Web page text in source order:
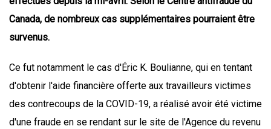
Canada, de nombreux cas supplémentaires pourraient être
survenus.
Ce fut notamment le cas d'Éric K. Boulianne, qui en tentant
d'obtenir l'aide financière offerte aux travailleurs victimes
des contrecoups de la COVID-19, a réalisé avoir été victime
d'une fraude en se rendant sur le site de l'Agence du revenu